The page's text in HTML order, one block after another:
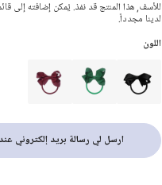
للأسف, هذا المنتج قد نفذ. يُمكن إضافته إلى
لدينا مجدداً.
اللون
ارسل لي رسالة بريد إلكتروني عند